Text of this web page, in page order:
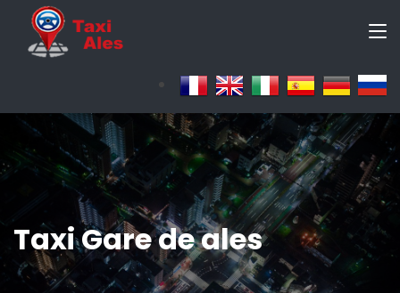
Taxi Gare de ales